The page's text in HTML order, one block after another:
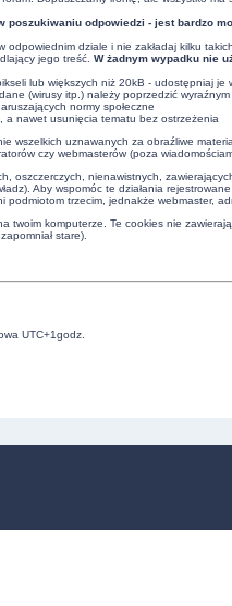
poszukiwaniu odpowiedzi - jest bardzo
dziale i nie zakładaj kilku
jego treść. W żadnym wypadku nie
lub większych niż 20kB - udostępniaj je
(wirusy itp.) należy poprzedzić
normy społeczne
a nawet usunięcia tematu bez ostrzeżenia
wszelkich uznawanych za obraźliwe
czy webmasterów (poza
nienawistnych,
Aby wspomóc te działania
trzecim, jednakże webmaster,
komputerze. Te cookies nie
stare).
UTC+1godz.